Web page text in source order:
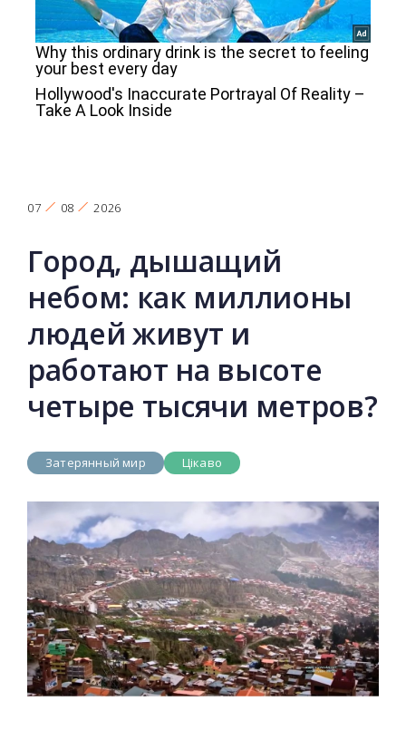
07 08 2026
Город, дышащий
небом: как миллионы
людей живут и
работают на высоте
четыре тысячи метров?
Затерянный мир Цікаво